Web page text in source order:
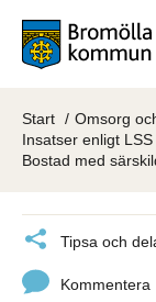
Start Omsorg
Insatser enligt
Bostad med
Tipsa och
Kommentera